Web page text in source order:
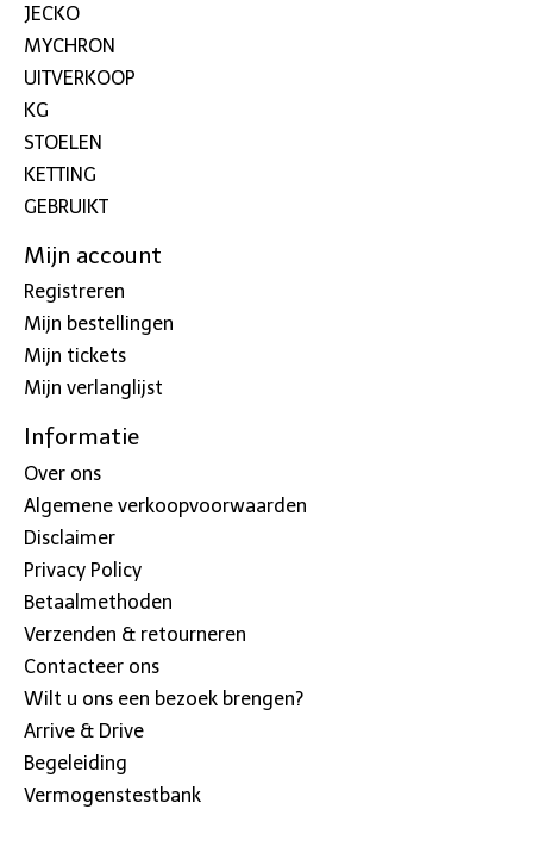
JECKO
MYCHRON
UITVERKOOP
KG
STOELEN
KETTING
GEBRUIKT
Mijn account
Registreren
Mijn bestellingen
Mijn tickets
Mijn verlanglijst
Informatie
Over ons
Algemene verkoopvoorwaarden
Disclaimer
Privacy Policy
Betaalmethoden
Verzenden & retourneren
Contacteer ons
Wilt u ons een bezoek brengen?
Arrive & Drive
Begeleiding
Vermogenstestbank